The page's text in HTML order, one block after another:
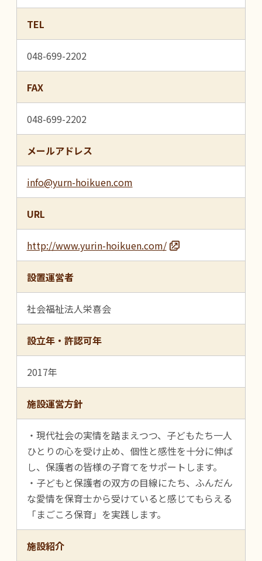
TEL
048-699-2202
FAX
048-699-2202
メールアドレス
info@yurn-hoikuen.com
URL
http://www.yurin-hoikuen.com/
設置運営者
社会福祉法人栄喜会
設立年・許認可年
2017年
施設運営方針
・現代社会の実情を踏まえつつ、子どもたち一人
ひとりの心を受け止め、個性と感性を十分に伸ば
し、保護者の皆様の子育てをサポートします。
・子どもと保護者の双方の目線にたち、ふんだん
な愛情を保育士から受けていると感じてもらえる
「まごころ保育」を実践します。
施設紹介